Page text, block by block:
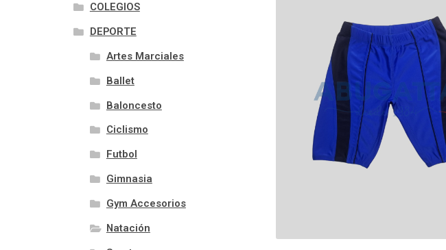
COLEGIOS
DEPORTE
Artes Marciales
Ballet
Baloncesto
Ciclismo
Futbol
Gimnasia
Gym Accesorios
Natación